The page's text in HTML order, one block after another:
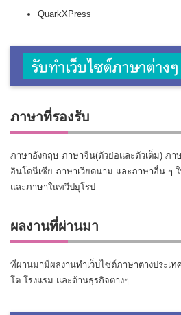
QuarkXPress
ภาษาที่รองรับ
ภาษาอังกฤษ ภาษาจีน(ตัวย่อและตัวเต็ม) ภา
อินโดนีเซีย ภาษาเวียดนาม และภาษาอื่น ๆ ใ
และภาษาในทวีปยุโรป
ผลงานที่ผ่านมา
ที่ผ่านมามีผลงานทำเว็บไซต์ภาษาต่างประเท
โต โรงแรม และด้านธุรกิจต่างๆ